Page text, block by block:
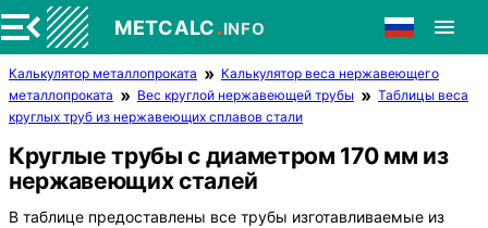
METCALC.INFO
Калькулятор металлопроката
Калькулятор веса нержавеющего
металлопроката
Вес круглой нержавеющей трубы
Таблицы веса
круглых труб из нержавеющих сплавов стали
Круглые трубы с диаметром 170 мм из
нержавеющих сталей
В таблице предоставлены все трубы изготавливаемые из